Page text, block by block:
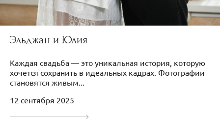
Эльджан и Юлия
Каждая свадьба — это уникальная история, которую
хочется сохранить в идеальных кадрах. Фотографии
становятся живым...
12 сентября 2025